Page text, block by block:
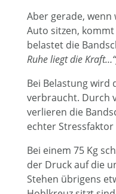
Aber gerade,
Auto sitzen,
belastet die
Ruhe liegt die
Bei Belastung wird
verbraucht. Durch
verlieren die
echter
Bei einem 75 Kg
der Druck auf die
Stehen übrigens